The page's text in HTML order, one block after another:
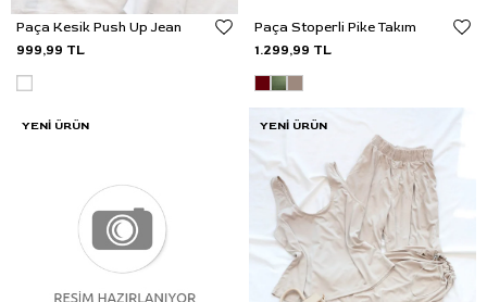
Paça Kesik Push Up Jean
999,99 TL
Paça Stoperli Pike Takım
1.299,99 TL
YENI ÜRÜN YENI ÜRÜN